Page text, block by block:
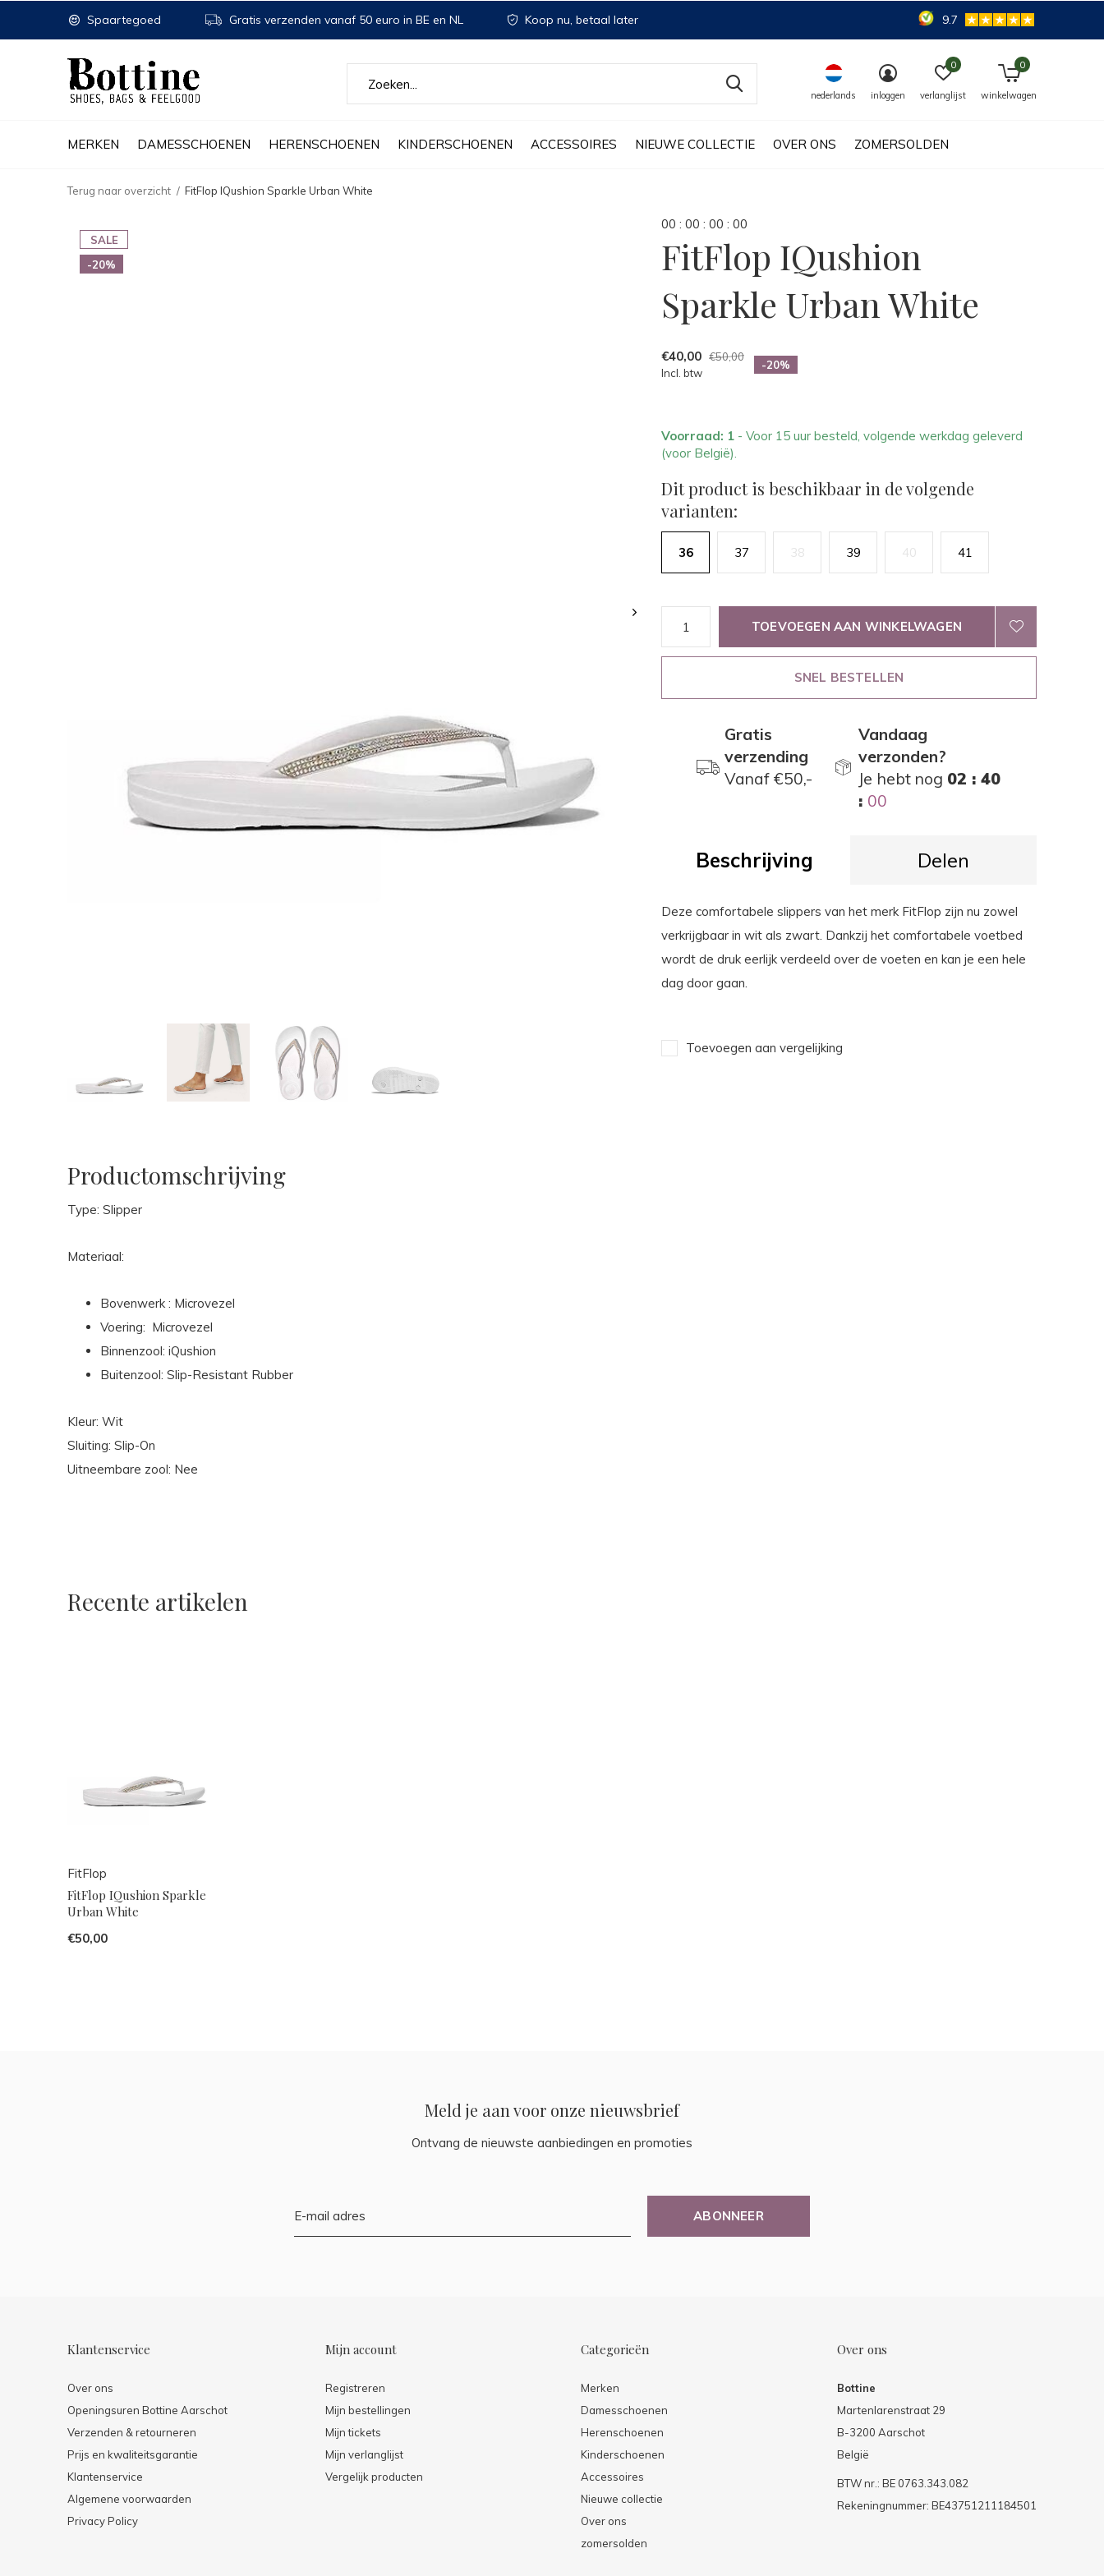
MERKEN DAMESSCHOENEN HERENSCHOENEN KINDERSCHOENEN ACCESSOIRES NIEUWE COLLECTIE OVER ONS ZOMERSOLDEN
nederlands inloggen verlanglijst
0
winkelwagen
0
Spaartegoed Gratis verzenden vanaf 50 euro in BE en NL Koop nu, betaal later 9.7
Terug naar overzicht FitFlop IQushion Sparkle Urban White
SALE
-20%
00 : 00 : 00 : 00
FitFlop IQushion
Sparkle Urban White
€40,00 €50,00
Incl. btw
-20%
Voorraad: 1 - Voor 15 uur besteld, volgende werkdag geleverd
(voor België).
Dit product is beschikbaar in de volgende
varianten:
36 37 38 39 40 41
TOEVOEGEN AAN WINKELWAGEN
SNEL BESTELLEN
Gratis
verzending
Vanaf €50,-
Vandaag
verzonden?
Je hebt nog 02 : 39
: 59
Beschrijving Delen
Deze comfortabele slippers van het merk FitFlop zijn nu zowel
verkrijgbaar in wit als zwart. Dankzij het comfortabele voetbed
wordt de druk eerlijk verdeeld over de voeten en kan je een hele
dag door gaan.
Toevoegen aan vergelijking
Productomschrijving
Type: Slipper
Materiaal:
Bovenwerk : Microvezel
Voering: Microvezel
Binnenzool: iQushion
Buitenzool: Slip-Resistant Rubber
Kleur: Wit
Sluiting: Slip-On
Uitneembare zool: Nee
Recente artikelen
FitFlop
FitFlop IQushion Sparkle
Urban White
€50,00
Meld je aan voor onze nieuwsbrief
Ontvang de nieuwste aanbiedingen en promoties
ABONNEER
Klantenservice
Over ons
Openingsuren Bottine Aarschot
Verzenden & retourneren
Prijs en kwaliteitsgarantie
Klantenservice
Algemene voorwaarden
Privacy Policy
Mijn account
Registreren
Mijn bestellingen
Mijn tickets
Mijn verlanglijst
Vergelijk producten
Categorieën
Merken
Damesschoenen
Herenschoenen
Kinderschoenen
Accessoires
Nieuwe collectie
Over ons
zomersolden
Over ons
Bottine
Martenlarenstraat 29
B-3200 Aarschot
België
BTW nr.: BE 0763.343.082
Rekeningnummer: BE43751211184501